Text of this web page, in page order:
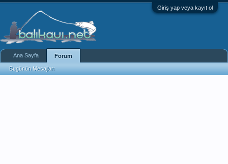
Giriş yap veya kayıt ol
Ana Sayfa Forum
Bugünün Mesajları